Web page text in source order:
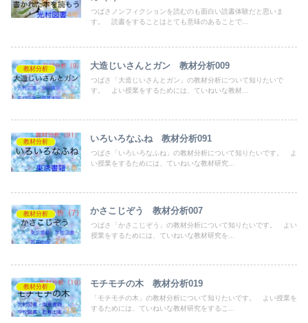
つばさノンフィクションを読むのも面白い読書体験だと思いま
す。 読書をすることはとても意味のあることで...
教材分析 大造じいさんとガン 教材分析009
つばさ「大造じいさんとガン」の教材分析について知りたいで
す。 よい授業をするためには、ていねいな教材...
教材分析 いろいろなふね 教材分析091
つばさ「いろいろなふね」の教材分析について知りたいです。 よ
い授業をするためには、ていねいな教材研究...
教材分析 かさこじぞう 教材分析007
つばさ「かさこじぞう」の教材分析について知りたいです。 よい
授業をするためには、ていねいな教材研究を...
教材分析 モチモチの木 教材分析019
「モチモチの木」の教材分析について知りたいです。 よい授業を
するためには、ていねいな教材研究をするこ...